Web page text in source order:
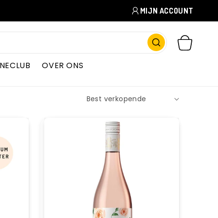
MIJN ACCOUNT
OVER ONS
WINKELWAGEN